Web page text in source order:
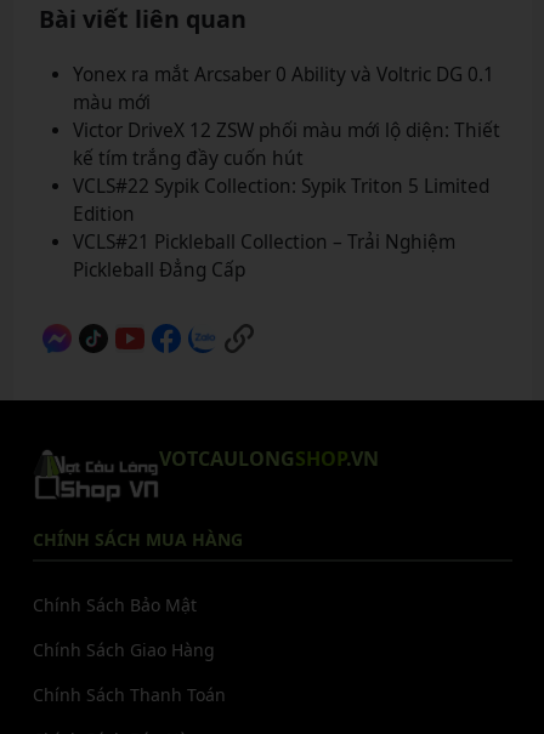
Bài viết liên quan
Yonex ra mắt Arcsaber 0 Ability và Voltric DG 0.1
màu mới
Victor DriveX 12 ZSW phối màu mới lộ diện: Thiết
kế tím trắng đầy cuốn hút
VCLS#22 Sypik Collection: Sypik Triton 5 Limited
Edition
VCLS#21 Pickleball Collection – Trải Nghiệm
Pickleball Đẳng Cấp
VOTCAULONGSHOP.VN
CHÍNH SÁCH MUA HÀNG
Chính Sách Bảo Mật
Chính Sách Giao Hàng
Chính Sách Thanh Toán